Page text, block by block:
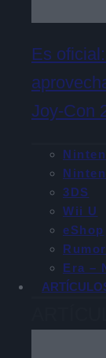
Es
Joy-Con
3DS
Wii U
eShop
Era –